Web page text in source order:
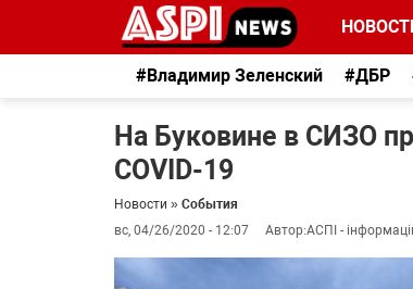
#Владимир Зеленский #ДБР
На Буковине в СИЗО
COVID-19
Новости » События
вс, 04/26/2020 - 12:07
Автор:АСПІ -